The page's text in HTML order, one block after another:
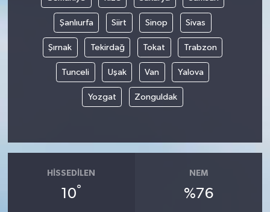
Şanlıurfa Siirt Sinop Sivas
Şırnak Tekirdağ Tokat Trabzon
Tunceli Uşak Van Yalova
Yozgat Zonguldak
HISSEDILEN
10°
NEM
%76